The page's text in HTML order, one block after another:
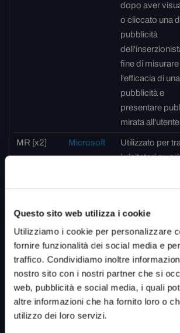
Questo sito web utilizza i cookie
Utilizziamo i cookie per personalizzare
fornire funzionalità dei social media e
traffico. Condividiamo inoltre
nostro sito con i nostri partner che si
web, pubblicità e social media, i quali
altre informazioni che ha fornito loro o
utilizzo dei loro servizi.
dopo aver
o cliccato una
pubblicità
fine di misurare
l'efficacia di una
pubblicità e
presentare
mirata
MR [x2] Microsoft
Utilizzato per
i visitatori su
in base alle
del visitatore.
MUID [x2] Microsoft
Utilizzato
da Microsoft
utente univoco.
cookie